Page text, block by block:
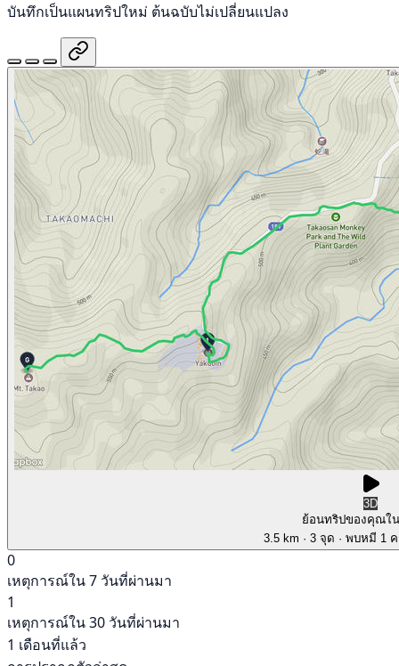
บันทึกเป็นแผนทริปใหม่ ต้นฉบับไม่เปลี่ยนแปลง
3D
ย้อนทริปของคุณใ
3.5 km · 3 จุด · พบหมี 1
0
เหตุการณ์ใน 7 วันที่ผ่านมา
1
เหตุการณ์ใน 30 วันที่ผ่านมา
1 เดือนที่แล้ว